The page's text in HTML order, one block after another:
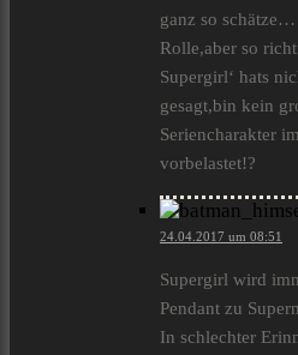
ganz so
Rolle,aber so
Supergirl‘ hats
gesagt,bin kein
Seriencharakter
vorbelastet!?
24.04.2017 um 08:51
Supergirl wird
Pendant zu
In schlechter